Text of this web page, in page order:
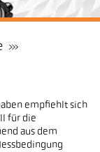
empfiehlt sich
für die
aus dem